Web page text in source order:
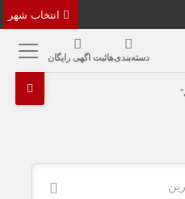
دسته‌بندی‌هاثبت اگهی رایگان